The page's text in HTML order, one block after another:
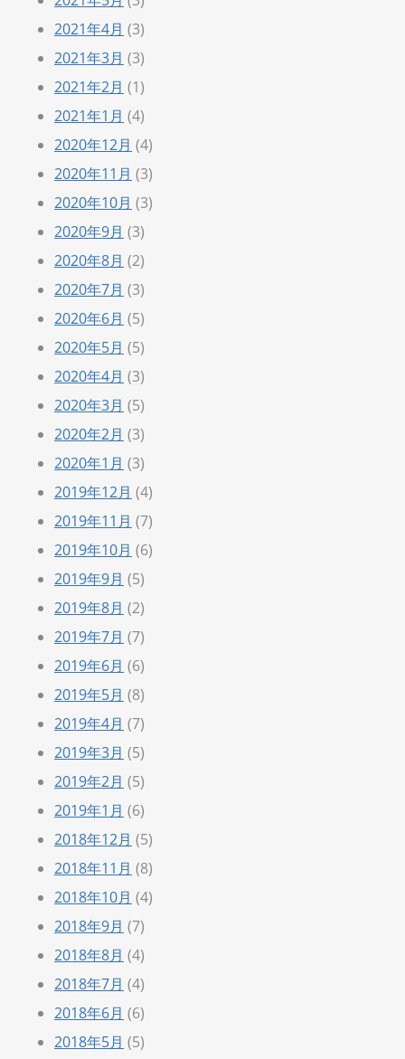
2021年4月 (3)
2021年3月 (3)
2021年2月 (1)
2021年1月 (4)
2020年12月 (4)
2020年11月 (3)
2020年10月 (3)
2020年9月 (3)
2020年8月 (2)
2020年7月 (3)
2020年6月 (5)
2020年5月 (5)
2020年4月 (3)
2020年3月 (5)
2020年2月 (3)
2020年1月 (3)
2019年12月 (4)
2019年11月 (7)
2019年10月 (6)
2019年9月 (5)
2019年8月 (2)
2019年7月 (7)
2019年6月 (6)
2019年5月 (8)
2019年4月 (7)
2019年3月 (5)
2019年2月 (5)
2019年1月 (6)
2018年12月 (5)
2018年11月 (8)
2018年10月 (4)
2018年9月 (7)
2018年8月 (4)
2018年7月 (4)
2018年6月 (6)
2018年5月 (5)